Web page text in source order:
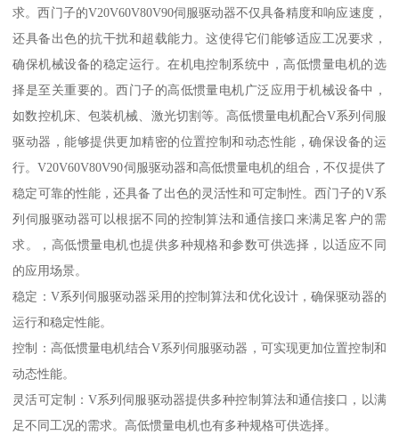
求。西门子的V20V60V80V90伺服驱动器不仅具备精度和响应速度，
还具备出色的抗干扰和超载能力。这使得它们能够适应工况要求，
确保机械设备的稳定运行。在机电控制系统中，高低惯量电机的选
择是至关重要的。西门子的高低惯量电机广泛应用于机械设备中，
如数控机床、包装机械、激光切割等。高低惯量电机配合V系列伺服
驱动器，能够提供更加精密的位置控制和动态性能，确保设备的运
行。V20V60V80V90伺服驱动器和高低惯量电机的组合，不仅提供了
稳定可靠的性能，还具备了出色的灵活性和可定制性。西门子的V系
列伺服驱动器可以根据不同的控制算法和通信接口来满足客户的需
求。，高低惯量电机也提供多种规格和参数可供选择，以适应不同
的应用场景。
稳定：V系列伺服驱动器采用的控制算法和优化设计，确保驱动器的
运行和稳定性能。
控制：高低惯量电机结合V系列伺服驱动器，可实现更加位置控制和
动态性能。
灵活可定制：V系列伺服驱动器提供多种控制算法和通信接口，以满
足不同工况的需求。高低惯量电机也有多种规格可供选择。